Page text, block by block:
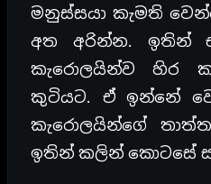
මනුස්සයා කැමති
අත අරින්න. ඉතින්
කැරොලයින්ව හිර
කුටියට. ඒ ඉන්නේ
කැරොලයින්ගේ
ඉතින් කලින් කොටසේ